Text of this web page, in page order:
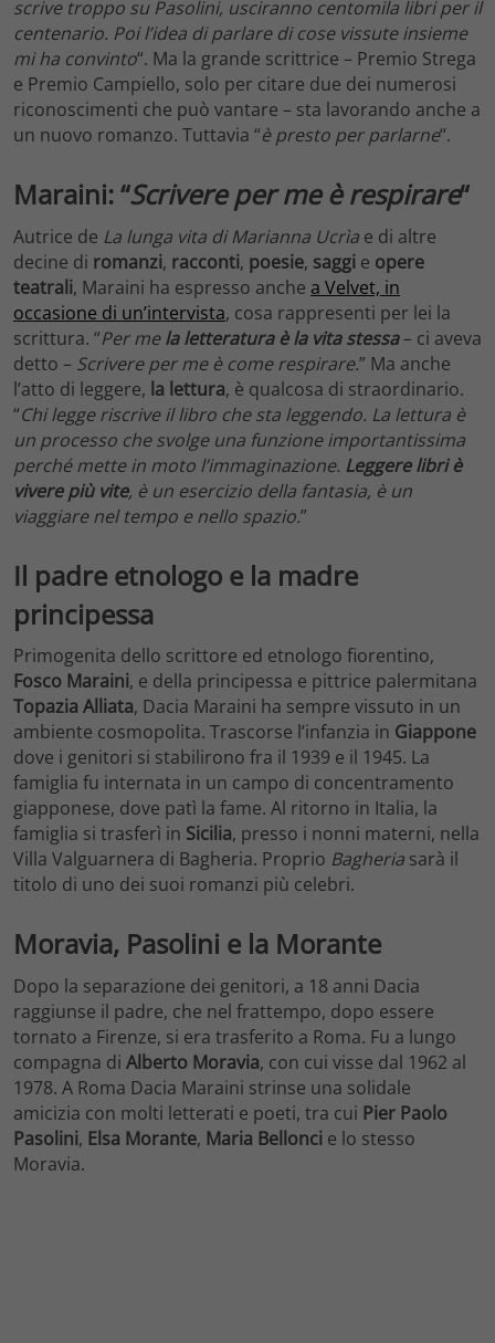
scrive troppo su Pasolini, usciranno centomila libri per il
centenario. Poi l’idea di parlare di cose vissute insieme
mi ha convinto“. Ma la grande scrittrice – Premio Strega
e Premio Campiello, solo per citare due dei numerosi
riconoscimenti che può vantare – sta lavorando anche a
un nuovo romanzo. Tuttavia “è presto per parlarne“.
Maraini: “Scrivere per me è respirare“
Autrice de La lunga vita di Marianna Ucrìa e di altre
decine di romanzi, racconti, poesie, saggi e opere
teatrali, Maraini ha espresso anche a Velvet, in
occasione di un’intervista, cosa rappresenti per lei la
scrittura. “Per mela letteratura è la vita stessa– ci aveva
detto – Scrivere per me è come respirare.” Ma anche
l’atto di leggere, la lettura, è qualcosa di straordinario.
“Chi legge riscrive il libro che sta leggendo. La lettura è
un processo che svolge una funzione importantissima
perché mette in moto l’immaginazione. Leggere libri è
vivere più vite, è un esercizio della fantasia, è un
viaggiare nel tempo e nello spazio.”
Il padre etnologo e la madre
principessa
Primogenita dello scrittore ed etnologo fiorentino,
Fosco Maraini, e della principessa e pittrice palermitana
Topazia Alliata, Dacia Maraini ha sempre vissuto in un
ambiente cosmopolita. Trascorse l’infanzia in Giappone
dove i genitori si stabilirono fra il 1939 e il 1945. La
famiglia fu internata in un campo di concentramento
giapponese, dove patì la fame. Al ritorno in Italia, la
famiglia si trasferì in Sicilia, presso i nonni materni, nella
Villa Valguarnera di Bagheria. Proprio Bagheria sarà il
titolo di uno dei suoi romanzi più celebri.
Moravia, Pasolini e la Morante
Dopo la separazione dei genitori, a 18 anni Dacia
raggiunse il padre, che nel frattempo, dopo essere
tornato a Firenze, si era trasferito a Roma. Fu a lungo
compagna di Alberto Moravia, con cui visse dal 1962 al
1978. A Roma Dacia Maraini strinse una solidale
amicizia con molti letterati e poeti, tra cui Pier Paolo
Pasolini, Elsa Morante, Maria Bellonci e lo stesso
Moravia.